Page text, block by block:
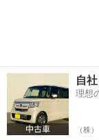
自
理想
（株